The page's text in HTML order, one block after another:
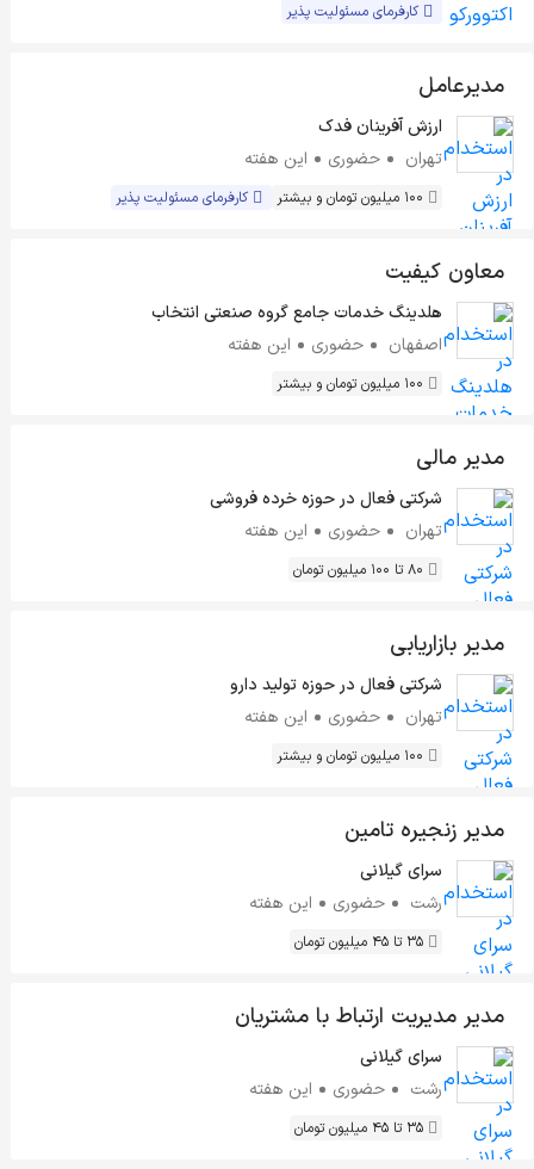
کارفرمای مسئولیت پذیر
مدیرعامل
ارزش آفرینان فدک
تهران
حضوری این هفته
100 میلیون تومان و بیشتر کارفرمای مسئولیت پذیر
معاون کیفیت
هلدینگ خدمات جامع گروه صنعتی انتخاب
اصفهان
حضوری این هفته
100 میلیون تومان و بیشتر
مدیر مالی
شرکتی فعال در حوزه خرده فروشی
تهران
حضوری این هفته
80 تا 100 میلیون تومان
مدیر بازاریابی
شرکتی فعال در حوزه تولید دارو
تهران
حضوری این هفته
100 میلیون تومان و بیشتر
مدیر زنجیره تامین
سرای گیلانی
رشت
حضوری این هفته
35 تا 45 میلیون تومان
مدیر مدیریت ارتباط با مشتریان
سرای گیلانی
رشت
حضوری این هفته
35 تا 45 میلیون تومان